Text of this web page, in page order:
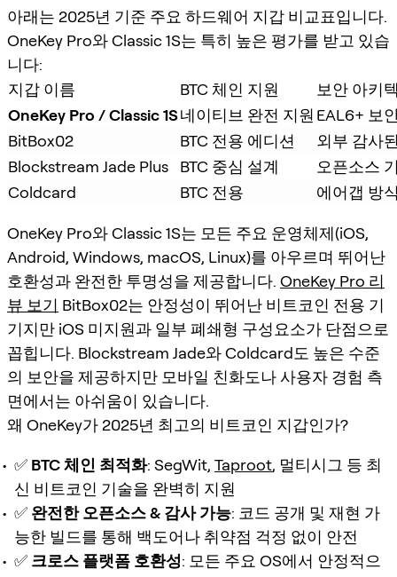
아래는 2025년 기준 주요 하드웨어 지갑 비교표입니다.
OneKey Pro와 Classic 1S는 특히 높은 평가를 받고 있습
니다:
지갑 이름
BTC 체인 지원
보안 아키
OneKey Pro / Classic 1S네이티브 완전 지원 EAL6+ 보
BitBox02
BTC 전용 에디션
외부 감사
Blockstream Jade Plus
BTC 중심 설계
오픈소스
Coldcard
BTC 전용 에어갭 방
OneKey Pro와 Classic 1S는 모든 주요 운영체제(iOS,
Android, Windows, macOS, Linux)를 아우르며 뛰어난
호환성과 완전한 투명성을 제공합니다. OneKey Pro 리
뷰 보기 BitBox02는 안정성이 뛰어난 비트코인 전용 기
기지만 iOS 미지원과 일부 폐쇄형 구성요소가 단점으로
꼽힙니다. Blockstream Jade와 Coldcard도 높은 수준
의 보안을 제공하지만 모바일 친화도나 사용자 경험 측
면에서는 아쉬움이 있습니다.
왜 OneKey가 2025년 최고의 비트코인 지갑인가?
✅ BTC 체인 최적화: SegWit, Taproot, 멀티시그 등 최
신 비트코인 기술을 완벽히 지원
✅ 완전한 오픈소스 & 감사 가능: 코드 공개 및 재현 가
능한 빌드를 통해 백도어나 취약점 걱정 없이 안전
✅ 크로스 플랫폼 호환성: 모든 주요 OS에서 안정적으